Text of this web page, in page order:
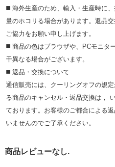
◼️ 海外⽣産のため、輸⼊・⽣産時に
量のホコリる場合があります。返品
ご協⼒をお願い申し上げます。
◼️ 商品の⾊はブラウザや、PCモニタ
⼲異なる場合がございます。
◼️ 返品・交換について
通信販売には、クーリングオフの規
る商品のキャンセル・返品交換は，
ております。お客様のご都合による
いませんのでご了承ください。
商品レビューなし.